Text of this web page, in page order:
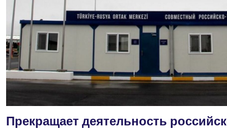
Прекращает деятельность